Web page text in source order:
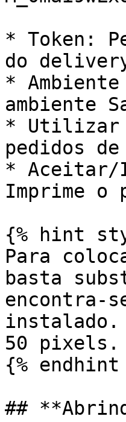
* Token:
do
*
ambiente
* Utilizar
pedidos
* Aceitar/
Imprime o
{% hint
Para
basta
encontra-
instalado.
50 pixels.
{% endhint
##